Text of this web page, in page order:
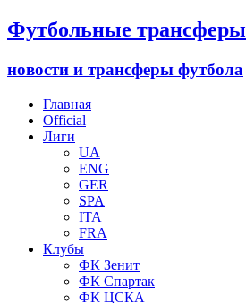
Футбольные трансферы
новости и трансферы футбола
Главная
Official
Лиги
UA
ENG
GER
SPA
ITA
FRA
Клубы
ФК Зенит
ФК Спартак
ФК ЦСКА